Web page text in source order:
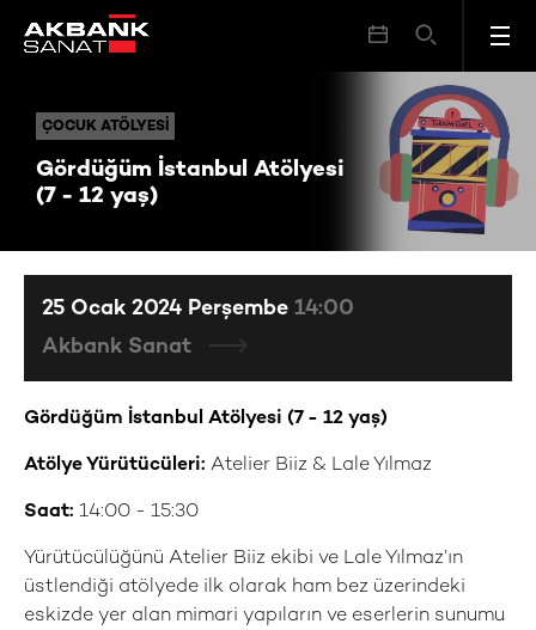
ÇOCUK ATÖLYESI
Gördüğüm İstanbul Atölyesi
(7 - 12 yaş)
ÇOCUK ATÖLYESI Gördüğüm İstanbul Atölyesi (7 - 12 yaş)
Gördüğüm İstanbul Atölyesi (7 - 12 yaş)
Atölye Yürütücüleri: Atelier Biiz & Lale Yılmaz
Saat: 14:00 - 15:30
Yürütücülüğünü Atelier Biiz ekibi ve Lale Yılmaz’ın
üstlendiği atölyede ilk olarak ham bez üzerindeki
eskizde yer alan mimari yapıların ve eserlerin sunumu
25 Ocak 2024 Perşembe 14:00
Akbank Sanat